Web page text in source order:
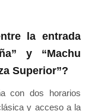
la entrada
y “Machu
Superior”?
con dos horarios
y acceso a la